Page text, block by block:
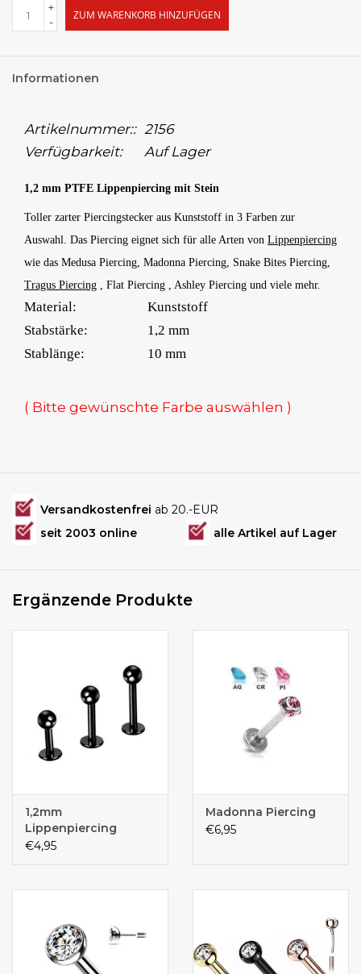
+
-
ZUM WARENKORB HINZUFÜGEN
Informationen
Artikelnummer:: 2156
Verfügbarkeit:
Auf Lager
1,2 mm PTFE Lippenpiercing mit Stein
Toller zarter Piercingstecker aus Kunststoff in 3 Farben zur
Auswahl. Das Piercing eignet sich für alle Arten von Lippenpiercing
wie das Medusa Piercing, Madonna Piercing, Snake Bites Piercing,
Tragus Piercing , Flat Piercing , Ashley Piercing und viele mehr.
Material:
Kunststoff
Stabstärke:
1,2 mm
Stablänge:
10 mm
( Bitte gewünschte Farbe auswählen )
Versandkostenfrei ab 20.-EUR
seit 2003 online
alle Artikel auf Lager
Ergänzende Produkte
1,2mm
Lippenpiercing
schwarz
€4,95
Madonna Piercing
€6,95